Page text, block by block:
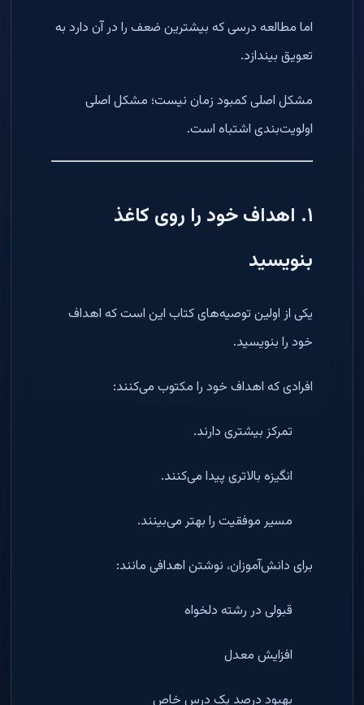
اما مطالعه درسی که بیشترین ضعف را در آن دارد به
تعویق بیندازد.
مشکل اصلی کمبود زمان نیست؛ مشکل اصلی
اولویت‌بندی اشتباه است.
۱. اهداف خود را روی کاغذ
بنویسید
یکی از اولین توصیه‌های کتاب این است که اهداف
خود را بنویسید.
افرادی که اهداف خود را مکتوب می‌کنند:
تمرکز بیشتری دارند.
انگیزه بالاتری پیدا می‌کنند.
مسیر موفقیت را بهتر می‌بینند.
برای دانش‌آموزان، نوشتن اهدافی مانند:
قبولی در رشته دلخواه
افزایش معدل
بهبود درصد یک درس خاص